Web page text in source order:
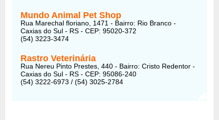
Mundo Animal Pet Shop
Rua Marechal floriano, 1471 - Bairro: Rio Branco -
Caxias do Sul - RS - CEP: 95020-372
(54) 3223-3474
Rastro Veterinária
Rua Nereu Pinto Prestes, 440 - Bairro: Cristo Redentor -
Caxias do Sul - RS - CEP: 95086-240
(54) 3222-6973 / (54) 3025-2784